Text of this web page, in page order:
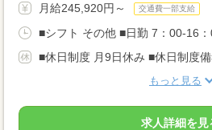
月給245,920円～ 交通費一部支給
■シフト その他 ■日勤 7：00-16：
■休日制度 月9日休み ■休日制度
もっと見る
求人詳細を見